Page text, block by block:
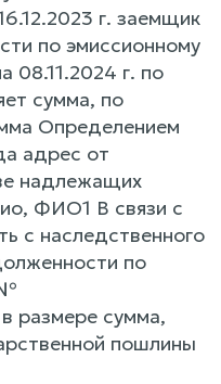
г. заемщик
по эмиссионному
08.11.2024 г. по
сумма, по
Определением
адрес от
надлежащих
ФИО1 В связи с
с наследственного
по
№
размере сумма,
пошлины